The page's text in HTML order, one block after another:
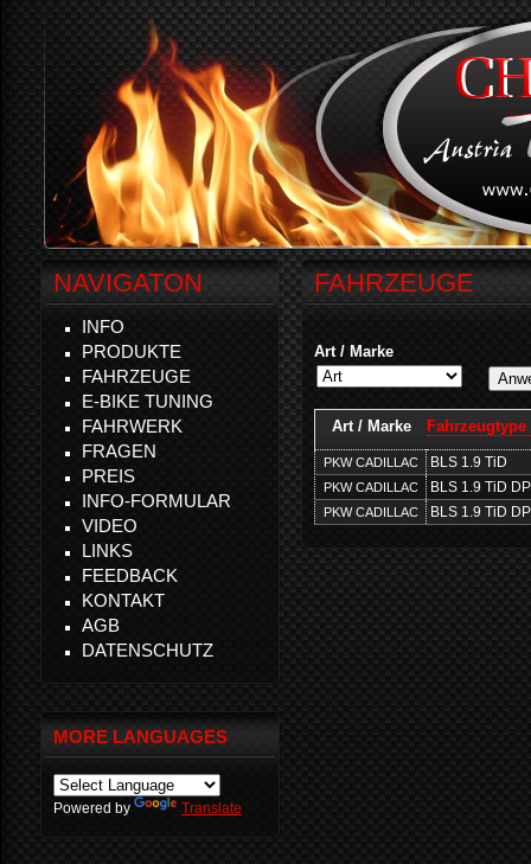
FAHRZEUGE
Art / Marke
Art / Marke
PKW CADILLAC BLS 1.9 TiD
PKW CADILLAC BLS 1.9 TiD
PKW CADILLAC BLS 1.9 TiD
NAVIGATON
INFO
PRODUKTE
FAHRZEUGE
E-BIKE TUNING
FAHRWERK
FRAGEN
PREIS
INFO-FORMULAR
VIDEO
LINKS
FEEDBACK
KONTAKT
AGB
DATENSCHUTZ
MORE LANGUAGES
Powered by Translate